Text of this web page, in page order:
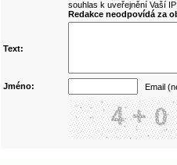
souhlas k uveřejnění Vaší
Redakce neodpovídá za
Text:
Jméno: Email